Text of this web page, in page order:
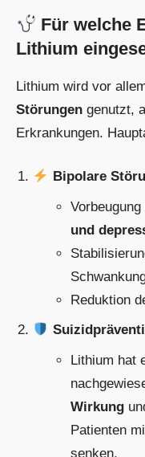
Für welche
Lithium
Lithium wird vor
Störungen genutzt,
Erkrankungen.
Bipolare
und
Reduktion
Lithium hat
Wirkung
Patienten
senken.